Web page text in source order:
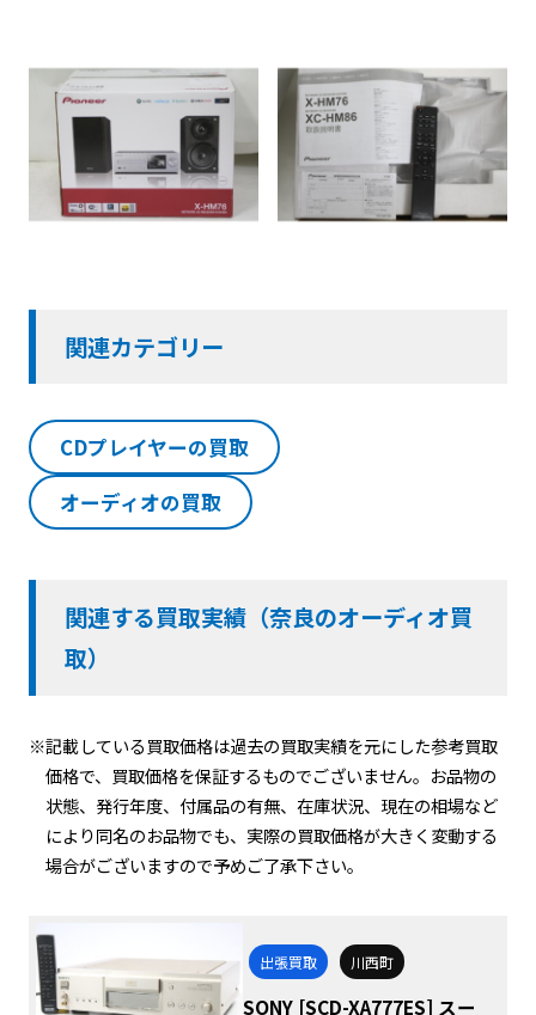
関連カテゴリー
CDプレイヤーの買取
オーディオの買取
関連する買取実績（奈良のオーディオ買
取）
※記載している買取価格は過去の買取実績を元にした参考買取
価格で、買取価格を保証するものでございません。お品物の
状態、発行年度、付属品の有無、在庫状況、現在の相場など
により同名のお品物でも、実際の買取価格が大きく変動する
場合がございますので予めご了承下さい。
出張買取 川西町
SONY [SCD-XA777ES] スー